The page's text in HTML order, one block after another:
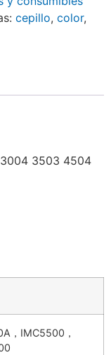
cepillo, color,
3503 4504
，IMC5500，